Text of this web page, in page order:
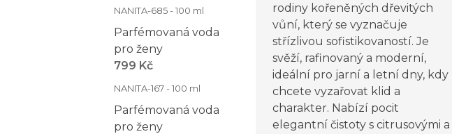
NANITA-685 - 100 ml
Parfémovaná voda
pro ženy
799 Kč
NANITA-167 - 100 ml
Parfémovaná voda
pro ženy
rodiny kořeněných dřevitých
vůní, který se vyznačuje
střízlivou sofistikovaností. Je
svěží, rafinovaný a moderní,
ideální pro jarní a letní dny, kdy
chcete vyzařovat klid a
charakter. Nabízí pocit
elegantní čistoty s citrusovými a